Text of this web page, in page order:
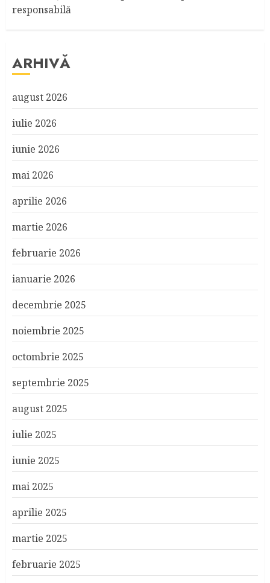
responsabilă
ARHIVĂ
august 2026
iulie 2026
iunie 2026
mai 2026
aprilie 2026
martie 2026
februarie 2026
ianuarie 2026
decembrie 2025
noiembrie 2025
octombrie 2025
septembrie 2025
august 2025
iulie 2025
iunie 2025
mai 2025
aprilie 2025
martie 2025
februarie 2025